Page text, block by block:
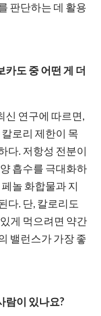
판단하는 데 활용
카도 중 어떤 게 더
신 연구에 따르면,
로리 제한이 목
다. 저항성 전분이
흡수를 극대화하
놀 화합물과 지
다. 단, 칼로리도
게 먹으려면 약간
밸런스가 가장 좋
람이 있나요?